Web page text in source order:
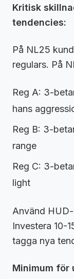
Kritisk
tendencies:
På NL25
regulars. På
Reg A: 3-
hans
Reg B: 3-
range
Reg C: 3-
light
Använd
Investera 10-
tagga nya
Minimum för